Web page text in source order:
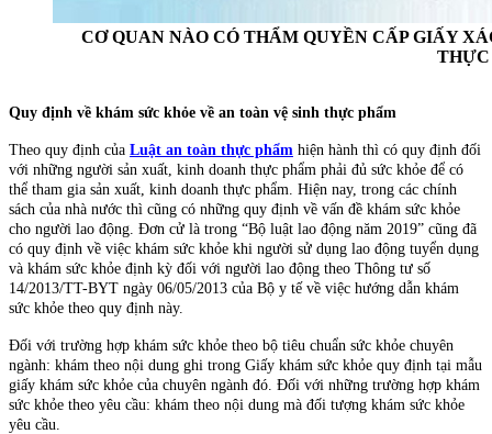
CƠ QUAN NÀO CÓ THẨM QUYỀN CẤP GIẤY
Quy định về khám sức khỏe về an toàn vệ sinh thực phẩm
Theo quy định của Luật an toàn thực phẩm hiện hành thì có quy định đối
với những người sản xuất, kinh doanh thực phẩm phải đủ sức khỏe để có
thể tham gia sản xuất, kinh doanh thực phẩm. Hiện nay, trong các chính
sách của nhà nước thì cũng có những quy định về vấn đề khám sức khỏe
cho người lao động. Đơn cử là trong “Bộ luật lao động năm 2019” cũng đã
có quy định về việc khám sức khỏe khi người sử dụng lao động tuyển dụng
và khám sức khỏe định kỳ đối với người lao động theo Thông tư số
14/2013/TT-BYT ngày 06/05/2013 của Bộ y tế về việc hướng dẫn khám
sức khỏe theo quy định này.
Đối với trường hợp khám sức khỏe theo bộ tiêu chuẩn sức khỏe chuyên
ngành: khám theo nội dung ghi trong Giấy khám sức khỏe quy định tại mẫu
giấy khám sức khỏe của chuyên ngành đó. Đối với những trường hợp khám
sức khỏe theo yêu cầu: khám theo nội dung mà đối tượng khám sức khỏe
yêu cầu.